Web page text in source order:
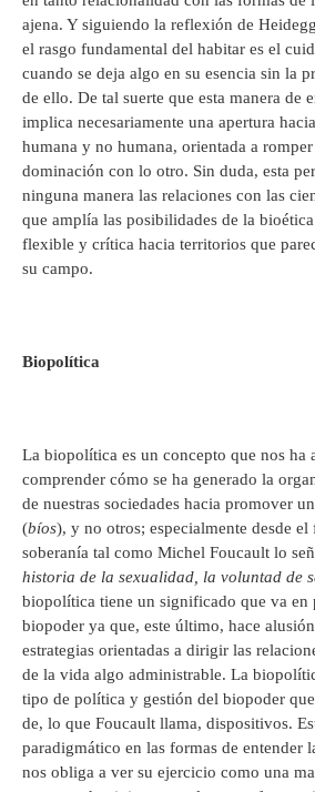
ajena. Y siguiendo la reflexión de
el rasgo fundamental del habitar es el
cuando se deja algo en su esencia sin la
de ello. De tal suerte que esta manera de
implica necesariamente una apertura
humana y no humana, orientada a
dominación con lo otro. Sin duda, esta
ninguna manera las relaciones con las
que amplía las posibilidades de la
flexible y crítica hacia territorios que
su campo.
Biopolítica
La biopolítica es un concepto que nos ha
comprender cómo se ha generado la
de nuestras sociedades hacia promover
(bíos), y no otros; especialmente desde
soberanía tal como Michel Foucault lo
historia de la sexualidad, la voluntad de
biopolítica tiene un significado que va en
biopoder ya que, este último, hace
estrategias orientadas a dirigir las
de la vida algo administrable. La
tipo de política y gestión del biopoder
de, lo que Foucault llama, dispositivos.
paradigmático en las formas de entender
nos obliga a ver su ejercicio como una